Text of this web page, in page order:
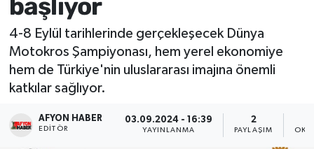
başlıyor
4-8 Eylül tarihlerinde gerçekleşecek Dünya
Motokros Şampiyonası, hem yerel ekonomiye
hem de Türkiye'nin uluslararası imajına önemli
katkılar sağlıyor.
AFYON HABER
EDITÖR
03.09.2024 - 16:39
YAYINLANMA
2
PAYLAŞIM
Sivil Toplum
Ekonomi
Magazin
Etkinlikler